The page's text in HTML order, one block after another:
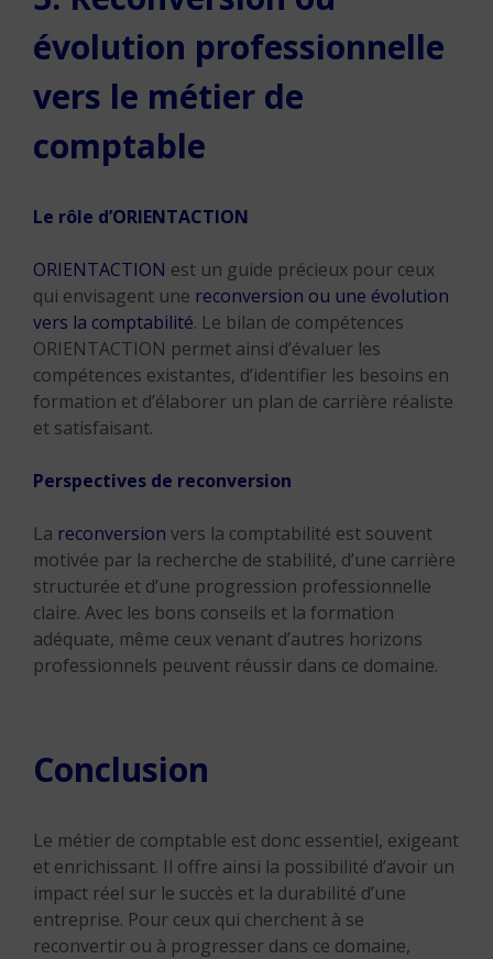
évolution professionnelle
vers le métier de
comptable
Le rôle d’ORIENTACTION
ORIENTACTION est un guide précieux pour ceux
qui envisagent une reconversion ou une évolution
vers la comptabilité. Le bilan de compétences
ORIENTACTION permet ainsi d’évaluer les
compétences existantes, d’identifier les besoins en
formation et d’élaborer un plan de carrière réaliste
et satisfaisant.
Perspectives de reconversion
La reconversion vers la comptabilité est souvent
motivée par la recherche de stabilité, d’une carrière
structurée et d’une progression professionnelle
claire. Avec les bons conseils et la formation
adéquate, même ceux venant d’autres horizons
professionnels peuvent réussir dans ce domaine.
Conclusion
Le métier de comptable est donc essentiel, exigeant
et enrichissant. Il offre ainsi la possibilité d’avoir un
impact réel sur le succès et la durabilité d’une
entreprise. Pour ceux qui cherchent à se
reconvertir ou à progresser dans ce domaine,